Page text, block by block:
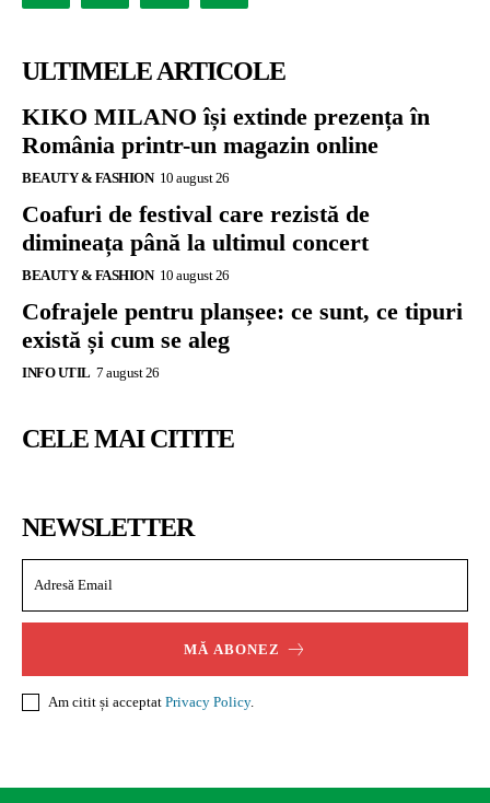
ULTIMELE ARTICOLE
KIKO MILANO își extinde prezența în
România printr-un magazin online
BEAUTY & FASHION 10 august 26
Coafuri de festival care rezistă de
dimineața până la ultimul concert
BEAUTY & FASHION 10 august 26
Cofrajele pentru planșee: ce sunt, ce tipuri
există și cum se aleg
INFO UTIL 7 august 26
CELE MAI CITITE
NEWSLETTER
MĂ ABONEZ
Am citit și acceptat Privacy Policy.